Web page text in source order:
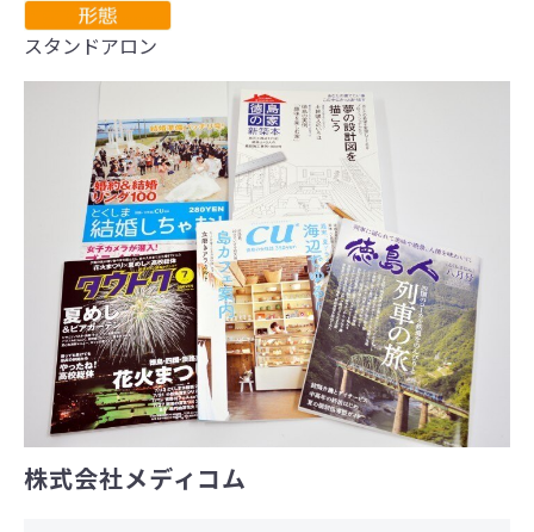
スタンドアロン
株式会社メディコム